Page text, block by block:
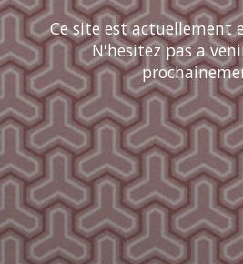
Ce site est actuellement
N'hesitez pas a